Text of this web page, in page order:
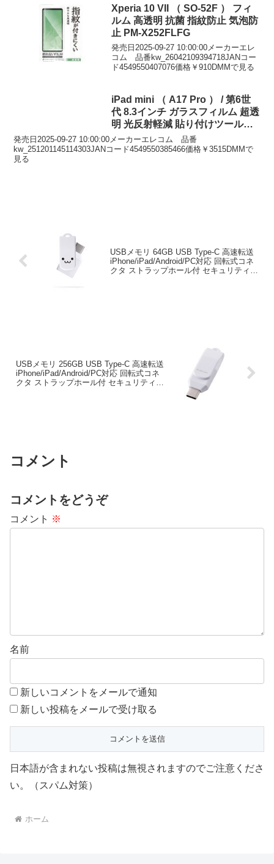
力:5V/1.5A ※本製品を充電しながら使用
する際は、1.5A以上の出力があるAC充電
器をご使用ください。■消費電力:6.8W■
バッテリー容量:2000mAh■風量調節:3段
階（弱・中・強）■外形寸法:幅約75mm×
奥行約45mm×高さ約166mm■質量:約
148g ※本体のみ■カラー:ホワイト■付属
品:ネックストラップ×1本、給電用USB-A
80cm ※コネクター部含まず）■保証期
間:1年間ご注文後のキャンセルは原則、
承っておりません。事前に十分にご検討
いただいた上でご注文ください。■メーカ
に同梱されている納品書とメーカー保証
書にてお受けいただくことができます。
Xperia 10 VII （ SO-52F ） フィ
ルム 高透明 抗菌 指紋防止 気泡防
止 PM-X252FLFG
発売日2025-09-27 10:00:00メーカーエレ
コム 品番kw_26042109394718JANコー
ド4549550407076価格￥910DMMで見る
iPad mini （ A17 Pro ） / 第6世
代 8.3インチ ガラスフィルム 超透
明 光反射軽減 貼り付けツール付
強化ガラス 10H 指紋防止 飛散防
止 気泡防止 TB-A25SFLGAR
発売日2025-09-27 10:00:00メーカーエレコム 品番
kw_251201145114303JANコード4549550385466価格￥3515DMMで
見る
USBメモリ 64GB USB Type-C 高速転送
iPhone/iPad/Android/PC対応 回転式コネ
クタ ストラップホール付 セキュリティ対
USBメモリ 256GB USB Type-C 高速転送
iPhone/iPad/Android/PC対応 回転式コネ
クタ ストラップホール付 セキュリティ対
コメント
コメントをどうぞ
コメント ※
名前
新しいコメントをメールで通知
新しい投稿をメールで受け取る
日本語が含まれない投稿は無視されますのでご注意くださ
い。（スパム対策）
ホーム